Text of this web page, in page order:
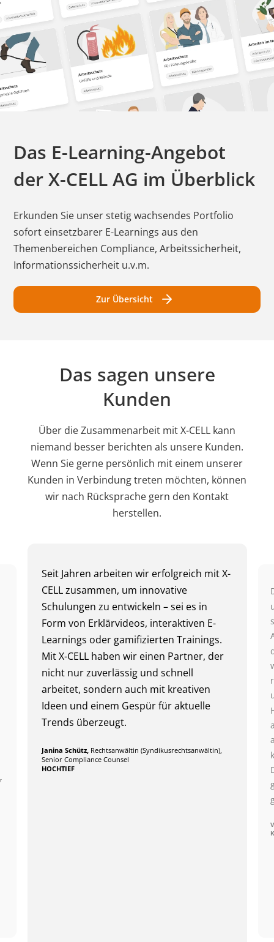
Das E-Learning-Angebot
derX-CELL AG im Überblick
Erkunden Sie unser stetig wachsendes Portfolio
sofort einsetzbarer E-Learnings aus den
Themenbereichen Compliance, Arbeitssicherheit,
Informationssicherheit u.v.m.
Zur Übersicht
Das sagen unsere
Kunden
Über die Zusammenarbeit mit X-CELL kann
niemand besser berichten als unsere Kunden.
Wenn Sie gerne persönlich mit einem unserer
Kunden in Verbindung treten möchten, können
wir nach Rücksprache gern den Kontakt
herstellen.
Seit Jahren arbeiten wir erfolgreich mit X-
CELL zusammen, um innovative
Schulungen zu entwickeln – sei es in
Form von Erklärvideos, interaktiven E-
Learnings oder gamifizierten Trainings.
Mit X-CELL haben wir einen Partner, der
nicht nur zuverlässig und schnell
arbeitet, sondern auch mit kreativen
Ideen und einem Gespür für aktuelle
Trends überzeugt.
Janina Schütz, Rechtsanwältin (Syndikusrechtsanwältin),
Senior Compliance Counsel
HOCHTIEF